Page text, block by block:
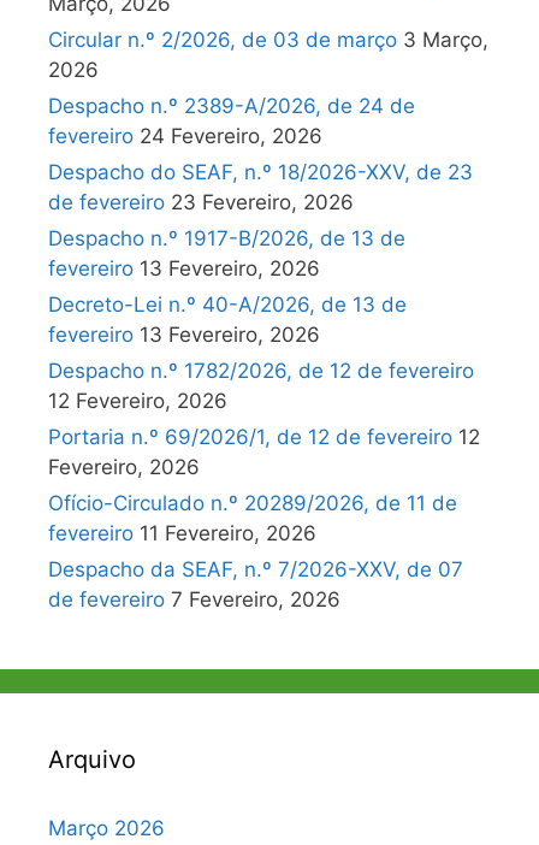
Circular n.º 2/2026, de 03 de março 3 Março,
2026
Despacho n.º 2389-A/2026, de 24 de
fevereiro 24 Fevereiro, 2026
Despacho do SEAF, n.º 18/2026-XXV, de 23
de fevereiro 23 Fevereiro, 2026
Despacho n.º 1917-B/2026, de 13 de
fevereiro 13 Fevereiro, 2026
Decreto-Lei n.º 40-A/2026, de 13 de
fevereiro 13 Fevereiro, 2026
Despacho n.º 1782/2026, de 12 de fevereiro
12 Fevereiro, 2026
Portaria n.º 69/2026/1, de 12 de fevereiro 12
Fevereiro, 2026
Ofício-Circulado n.º 20289/2026, de 11 de
fevereiro 11 Fevereiro, 2026
Despacho da SEAF, n.º 7/2026-XXV, de 07
de fevereiro 7 Fevereiro, 2026
Arquivo
Março 2026